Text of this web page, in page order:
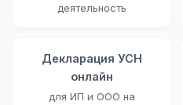
деятельность
Декларация УСН
онлайн
для ИП и ООО на